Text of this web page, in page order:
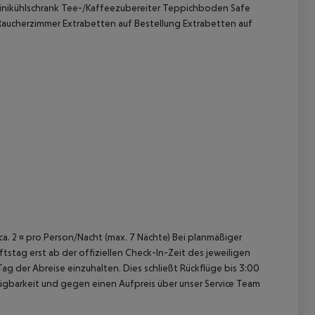
Tee-/Kaffeezubereiter Teppichboden Safe
Extrabetten auf Bestellung Extrabetten auf
2 ¤ pro Person/Nacht (max. 7 Nächte) Bei planmäßiger
erst ab der offiziellen Check-In-Zeit des jeweiligen
der Abreise einzuhalten. Dies schließt Rückflüge bis 3:00
und gegen einen Aufpreis über unser Service Team